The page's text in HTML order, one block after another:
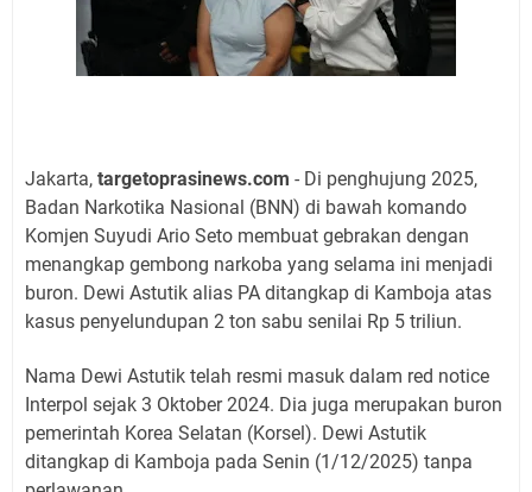
Jakarta, targetoprasinews.com - Di penghujung 2025,
Badan Narkotika Nasional (BNN) di bawah komando
Komjen Suyudi Ario Seto membuat gebrakan dengan
menangkap gembong narkoba yang selama ini menjadi
buron. Dewi Astutik alias PA ditangkap di Kamboja atas
kasus penyelundupan 2 ton sabu senilai Rp 5 triliun.
Nama Dewi Astutik telah resmi masuk dalam red notice
Interpol sejak 3 Oktober 2024. Dia juga merupakan buron
pemerintah Korea Selatan (Korsel). Dewi Astutik
ditangkap di Kamboja pada Senin (1/12/2025) tanpa